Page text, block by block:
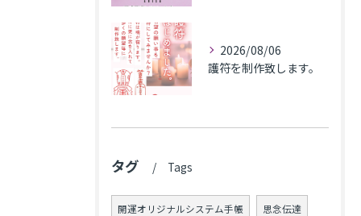
2026/08/06
護符を制作致します。
タグ Tags
開運オリジナルシステム手帳 思念伝達